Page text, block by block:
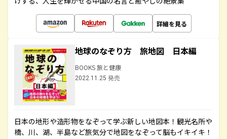
詳細を見る
地球のなぞり方 旅地図 日本編
BOOKS 旅と健康
2022.11.25 発売
日本の地形や造形物をなぞって学ぶ新しい地図本！観光名所や
橋、川、湖、半島など旅気分で地図をなぞって脳もイキイキ！